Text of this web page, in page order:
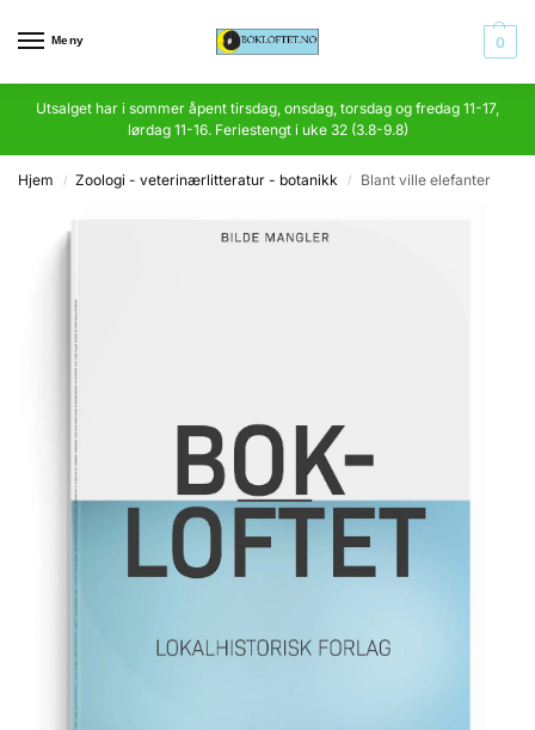
Meny 0
Utsalget har i sommer åpent tirsdag, onsdag, torsdag og fredag 11-17,
lørdag 11-16. Feriestengt i uke 32 (3.8-9.8)
Hjem / Zoologi - veterinærlitteratur - botanikk / Blant ville elefanter